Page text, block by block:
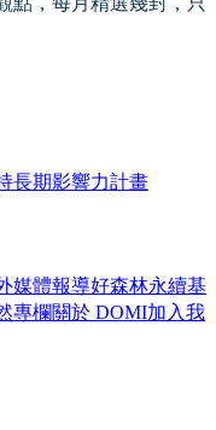
長期影響力計畫
媒體報導好森林永續基
專欄關於 DOMI加入我